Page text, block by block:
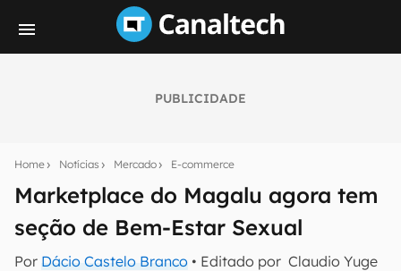
PUBLICIDADE
Home Notícias Mercado E-commerce
Marketplace do Magalu agora tem
seção de Bem-Estar Sexual
Por Dácio Castelo Branco • Editado por Claudio Yuge
notícias e reviews sobre tecnologia em primeira
mão.
E-mail